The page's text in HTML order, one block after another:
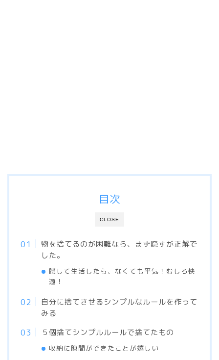
CLOSE
目次
物を捨てるのが困難なら、まず隠すが正解で
した。
隠して生活したら、なくても平気！むしろ快
適！
自分に捨てさせるシンプルなルールを作って
みる
５個捨てシンプルルールで捨てたもの
収納に隙間ができたことが嬉しい